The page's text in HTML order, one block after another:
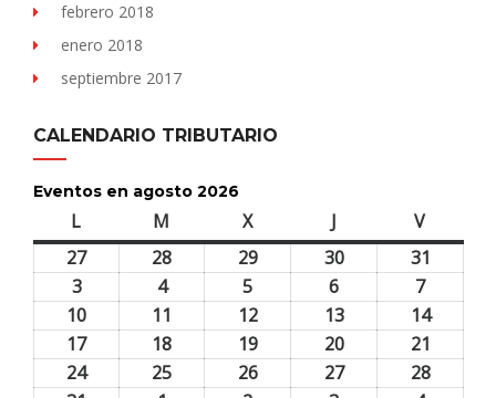
febrero 2018
enero 2018
septiembre 2017
CALENDARIO TRIBUTARIO
Eventos en agosto 2026
L M Xmiércoles J Vviernes
2727
28 2929
2026
3030
2026
31
2026
33
agosto,
2026
44
agosto,
2026
5
agosto,
2026
6
agosto,
2026
77
agosto,
2026
10
agosto,
2026
11 1212
agosto,
2026
1313
agosto,
2026
1414
2026
1717
agosto,
18 1919
agosto,
2020
agosto,
21
agosto,
2424
25 2626
2727
2828